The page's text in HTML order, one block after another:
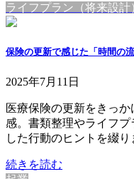
ライフプラン（将来設計
保険の更新で感じた「時間の
2025年7月11日
医療保険の更新をきっ
感。書類整理やライフ
した行動のヒントを綴り
続きを読む